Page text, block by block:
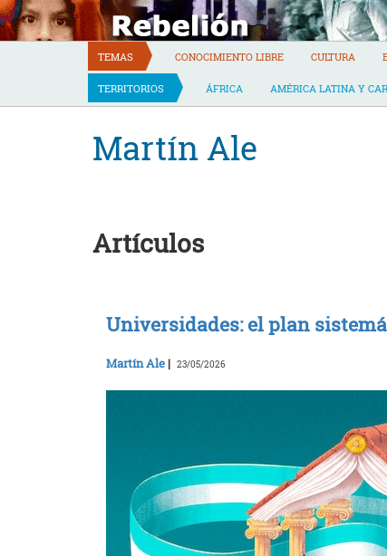
Skip
to
content
TEMAS CONOCIMIENTO LIBRE CULTURA
TERRITORIOS ÁFRICA AMÉRICA LATINA Y
Martín Ale
Artículos
Universidades: el plan
Martín Ale | 23/05/2026